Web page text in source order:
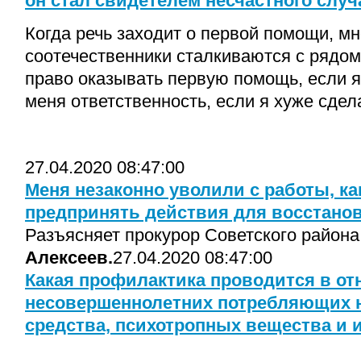
Когда речь заходит о первой помощи,
соотечественники сталкиваются с
право оказывать первую помощь, если
меня ответственность, если я хуже
27.04.2020 08:47:00
Меня незаконно уволили с работы,
предпринять действия для
Разъясняет прокурор Советского
Алексеев.27.04.2020 08:47:00
Какая профилактика проводится в
несовершеннолетних потребляющих
средства, психотропных вещества и